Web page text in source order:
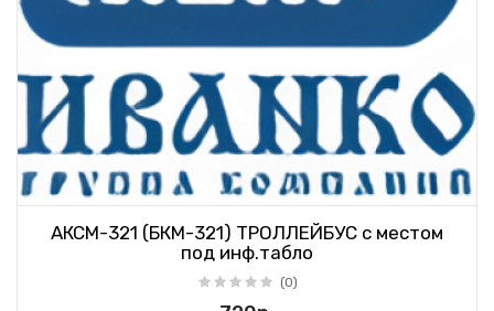
АКСМ-321 (БКМ-321) ТРОЛЛЕЙБУС с местом
под инф.табло
(0)